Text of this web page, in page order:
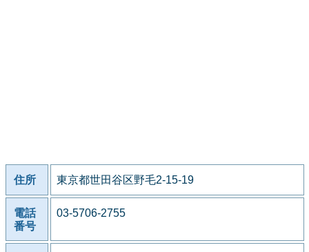
住所 東京都世田谷区野毛2-15-19
電話
番号
03-5706-2755